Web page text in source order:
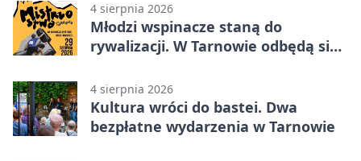
4 sierpnia 2026
Młodzi wspinacze staną do
rywalizacji. W Tarnowie odbędą się
4 sierpnia 2026
Kultura wróci do bastei. Dwa
bezpłatne wydarzenia w Tarnowie